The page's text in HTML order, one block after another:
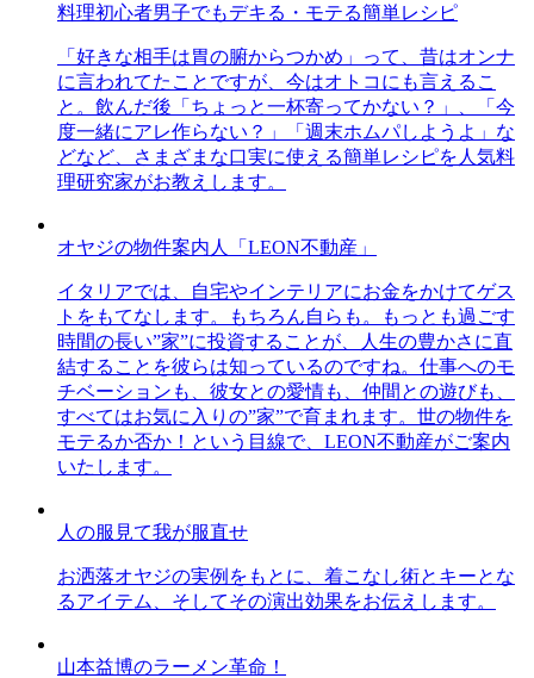
料理初心者男子でもデキる・モテる簡単レシピ
「好きな相手は胃の腑からつかめ」って、昔はオンナ
に言われてたことですが、今はオトコにも言えるこ
と。飲んだ後「ちょっと一杯寄ってかない？」、「今
度一緒にアレ作らない？」「週末ホムパしようよ」な
どなど、さまざまな口実に使える簡単レシピを人気料
理研究家がお教えします。
オヤジの物件案内人「LEON不動産」
イタリアでは、自宅やインテリアにお金をかけてゲス
トをもてなします。もちろん自らも。もっとも過ごす
時間の長い”家”に投資することが、人生の豊かさに直
結することを彼らは知っているのですね。仕事へのモ
チベーションも、彼女との愛情も、仲間との遊びも、
すべてはお気に入りの”家”で育まれます。世の物件を
モテるか否か！という目線で、LEON不動産がご案内
いたします。
人の服見て我が服直せ
お洒落オヤジの実例をもとに、着こなし術とキーとな
るアイテム、そしてその演出効果をお伝えします。
山本益博のラーメン革命！